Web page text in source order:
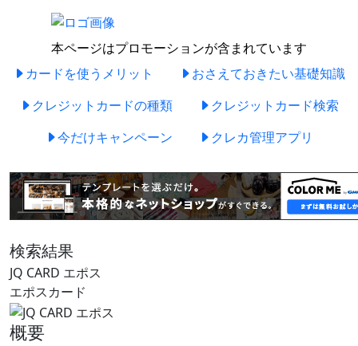
本ページはプロモーションが含まれています
カードを使うメリット
おさえておきたい基礎知識
クレジットカードの種類
クレジットカード検索
今だけキャンペーン
クレカ管理アプリ
検索結果
JQ CARD エポス
エポスカード
概要